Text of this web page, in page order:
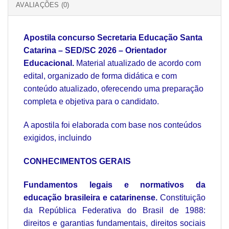
AVALIAÇÕES (0)
Apostila concurso Secretaria Educação Santa
Catarina – SED/SC 2026 – Orientador
Educacional. Material atualizado de acordo com
edital, organizado de forma didática e com
conteúdo atualizado, oferecendo uma preparação
completa e objetiva para o candidato.
A apostila foi elaborada com base nos conteúdos
exigidos, incluindo
CONHECIMENTOS GERAIS
Fundamentos legais e normativos da
educação brasileira e catarinense. Constituição
da República Federativa do Brasil de 1988:
direitos e garantias fundamentais, direitos sociais